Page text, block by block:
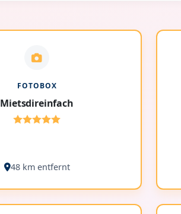
FOTOBOX
Mietsdireinfach
48 km entfernt